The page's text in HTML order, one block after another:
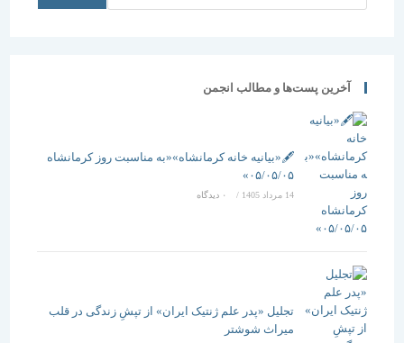
خودداری کنند
معماری ایران
وضعیت
مطلوبی ندارد
شود
آخرین پست‌ها و مطالب انجمن
🖋️«بیانیه خانه کرمانشاه»«به مناسبت روز کرمانشاه
۰۵/۰۵/۰۵»
/ ۰ دیدگاه
تجلیل «پدر علم ژنتیک ایران» از تپشِ زندگی در قلب
میراث شوشتر